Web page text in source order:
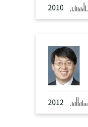
2010
2012